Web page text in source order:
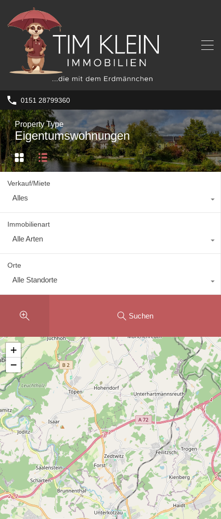
0151 28799360
Property Type
Eigentumswohnungen
Verkauf/Miete
Alles
Immobilienart
Alle Arten
Orte
Alle Standorte
Suchen
+
−